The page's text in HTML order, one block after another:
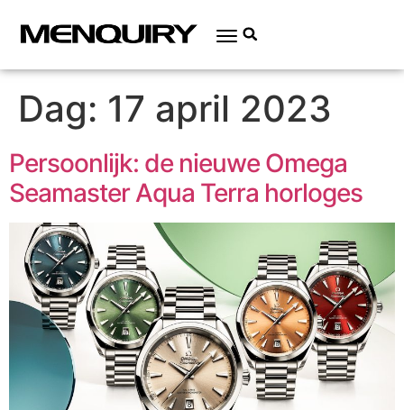
Dag: 17 april 2023
Persoonlijk: de nieuwe Omega
Seamaster Aqua Terra horloges